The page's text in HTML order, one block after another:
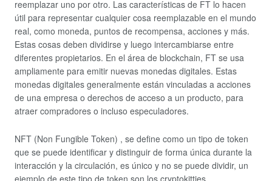
reemplazar uno por otro. Las características de FT lo hacen
útil para representar cualquier cosa reemplazable en el mundo
real, como moneda, puntos de recompensa, acciones y más.
Estas cosas deben dividirse y luego intercambiarse entre
diferentes propietarios. En el área de blockchain, FT se usa
ampliamente para emitir nuevas monedas digitales. Estas
monedas digitales generalmente están vinculadas a acciones
de una empresa o derechos de acceso a un producto, para
atraer compradores o incluso especuladores.
NFT (Non Fungible Token) , se define como un tipo de token
que se puede identificar y distinguir de forma única durante la
interacción y la circulación, es único y no se puede dividir, un